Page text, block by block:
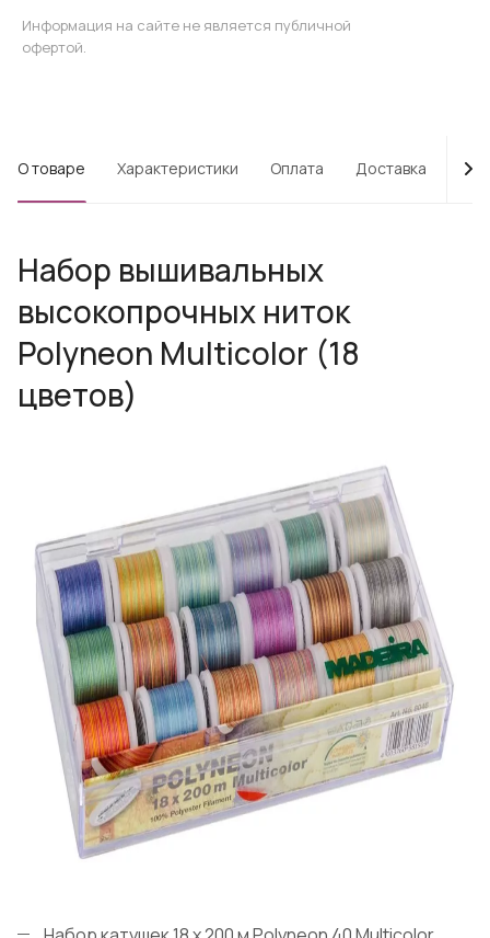
Информация на сайте не является публичной
офертой.
О товаре Характеристики Оплата Доставка
Набор вышивальных
высокопрочных ниток
Polyneon Multicolor (18
цветов)